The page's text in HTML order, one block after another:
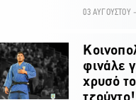
03 ΑΥΓΟΥΣΤΟΥ
φινάλε
χρυσό